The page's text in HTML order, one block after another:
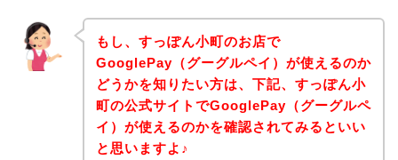
もし、すっぽん小町のお店で
GooglePay（グーグルペイ）が使えるのか
どうかを知りたい方は、下記、すっぽん小
町の公式サイトでGooglePay（グーグルペ
イ）が使えるのかを確認されてみるといい
と思いますよ♪